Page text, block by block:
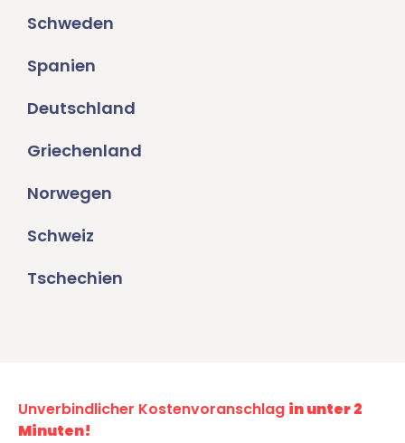
Schweden
Spanien
Deutschland
Griechenland
Norwegen
Schweiz
Tschechien
Unverbindlicher Kostenvoranschlag in unter 2
Minuten!